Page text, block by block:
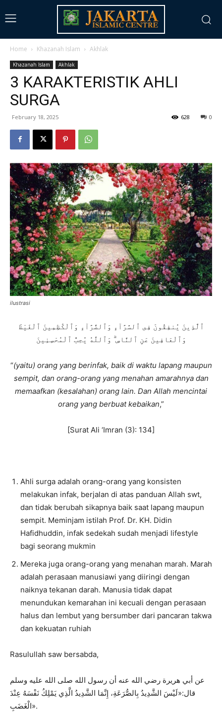
Home Khazanah Islam Akhlak
Khazanah Islam Akhlak
3 KARAKTERISTIK AHLI
SURGA
February 18, 2025 0
628
ilustrasi
ٱلَّذِينَ يُنفِقُونَ فِى ٱلسَّرَّآءِ وَٱلضَّرَّآءِ وَٱلْكَٰظِمِينَ ٱلْغَيْظَ
وَٱلْعَافِينَ عَنِ ٱلنَّاسِ ۗ وَٱللَّهُ يُحِبُّ ٱلْمُحْسِنِينَ
“(yaitu) orang yang berinfak, baik di waktu lapang maupun
sempit, dan orang-orang yang menahan amarahnya dan
memaafkan (kesalahan) orang lain. Dan Allah mencintai
orang yang berbuat kebaikan,”
[Surat Ali ‘Imran (3): 134]
Ahli surga adalah orang-orang yang konsisten
melakukan infak, berjalan di atas panduan Allah swt,
dan tidak berubah sikapnya baik saat lapang maupun
sempit. Meminjam istilah Prof. Dr. KH. Didin
Hafidhuddin, infak sedekah sudah menjadi lifestyle
bagi seorang mukmin
Mereka juga orang-orang yang menahan marah. Marah
adalah perasaan manusiawi yang diiringi dengan
naiknya tekanan darah. Manusia tidak dapat
menundukan kemarahan ini kecuali dengan perasaan
halus dan lembut yang bersumber dari pancaran takwa
dan kekuatan ruhiah
Rasulullah saw bersabda,
عن أبي هريرة رضي الله عنه أن رسول الله صلى الله عليه وسلم
قال:«لَيْسَ الشَّدِيدُ بِالصُّرَعَةِ، إِنَّمَا الشَّدِيدُ الَّذِي يَمْلِكُ نَفْسَهُ عِنْدَ
الْغَضَبِ».